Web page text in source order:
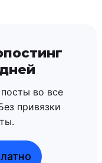
во все
привязки